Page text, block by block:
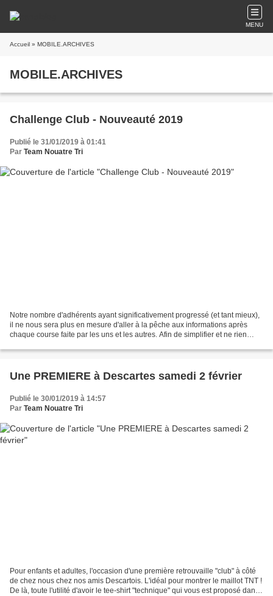
MENU
Accueil » MOBILE.ARCHIVES
MOBILE.ARCHIVES
Challenge Club - Nouveauté 2019
Publié le 31/01/2019 à 01:41
Par Team Nouatre Tri
Notre nombre d'adhérents ayant significativement progressé (et tant mieux),
il ne nous sera plus en mesure d'aller à la pêche aux informations après
chaque course faite par les uns et les autres. Afin de simplifier et ne rien
Une PREMIERE à Descartes samedi 2 février
Publié le 30/01/2019 à 14:57
Par Team Nouatre Tri
Pour enfants et adultes, l'occasion d'une première retrouvaille "club" à côté
de chez nous chez nos amis Descartois. L'idéal pour montrer le maillot TNT !
De là, toute l'utilité d'avoir le tee-shirt "technique" qui vous est proposé dans